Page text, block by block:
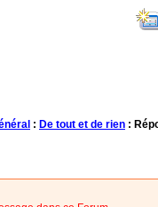
: De tout et de rien :